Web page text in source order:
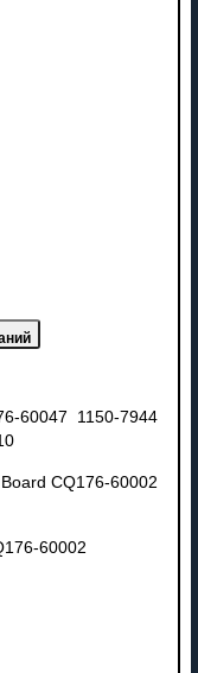
60047 1150-7944
CQ176-60002
60002